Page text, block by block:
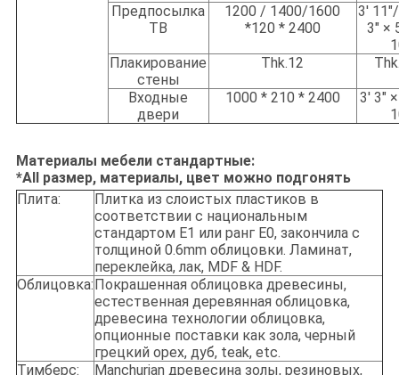
Предпосылка
ТВ
1200 / 1400/1600
*120 * 2400
3'
3" ×
Плакирование
стены
Thk.12
Входные
двери
1000 * 210 * 2400
3' 3"
Материалы мебели стандартные:
*All размер, материалы, цвет можно подгонять
Плита:
Плитка из слоистых пластиков в
соответствии с национальным
стандартом E1 или ранг E0, закончила с
толщиной 0.6mm облицовки. Ламинат,
переклейка, лак, MDF & HDF.
Облицовка: Покрашенная облицовка древесины,
естественная деревянная облицовка,
древесина технологии облицовка,
опционные поставки как зола, черный
грецкий орех, дуб, teak, etc.
Тимберс:
Manchurian древесина золы, резиновых,